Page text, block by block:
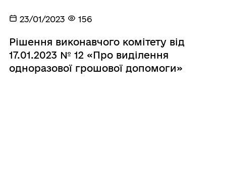
23/01/2023 156
Рішення виконавчого комітету від
17.01.2023 № 12 «Про виділення
одноразової грошової допомоги»